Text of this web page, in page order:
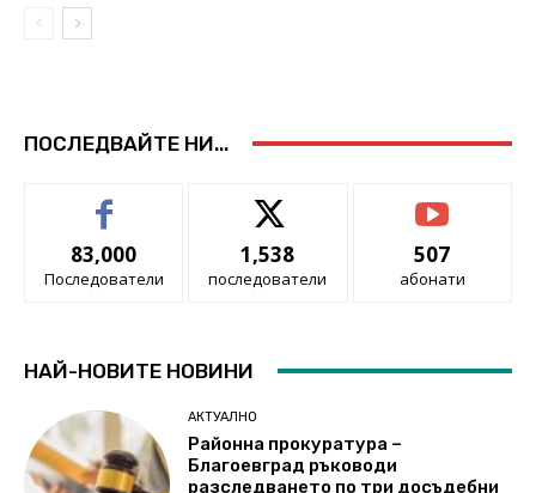
ПОСЛЕДВАЙТЕ НИ...
83,000
Последователи
1,538
последователи
507
абонати
НАЙ-НОВИТЕ НОВИНИ
АКТУАЛНО
Районна прокуратура –
Благоевград ръководи
разследването по три досъдебни